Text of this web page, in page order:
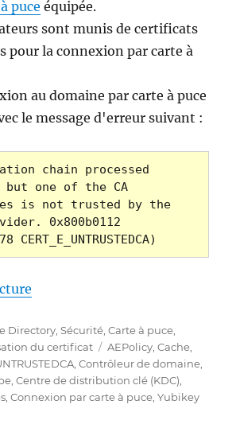
puce équipée.
sont munis de certificats
pour la connexion par carte à
au domaine par carte à puce
le message d'erreur suivant :
chain processed
one of the CA
is not trusted by the
0x800b0112
CERT_E_UNTRUSTEDCA)
Directory ,Sécurité ,Carte à puce
du certificat Étiquettes
AEPolicy ,Cache
,Contrôleur de domaine
,Centre de distribution clé (KDC)
,Connexion par carte à puce ,Yubikey